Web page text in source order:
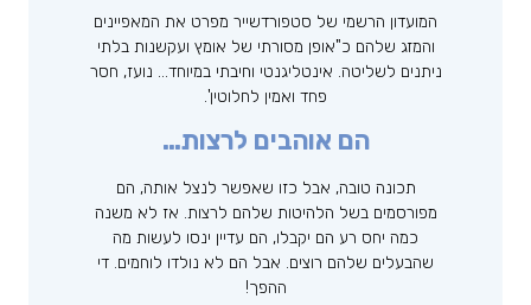
המועדון הרשמי של סטפורדשייר מפרט את המאפיינים
והמזג שלהם כ"אופן מסורתי של אומץ ועקשנות בלתי
ניתנים לשליטה. אינטליגנטי וחיבתי במיוחד… נועז, חסר
פחד ואמין לחלוטין'.
הם אוהבים לרצות…
תכונה טובה, אבל כזו שאפשר לנצל אותה, הם
מפורסמים בשל הלהיטות שלהם לרצות. אז לא משנה
כמה יחס רע הם יקבלו, הם עדיין ינסו לעשות מה
שהבעלים שלהם רוצים. אבל הם לא נולדו לוחמים. די
ההפך!